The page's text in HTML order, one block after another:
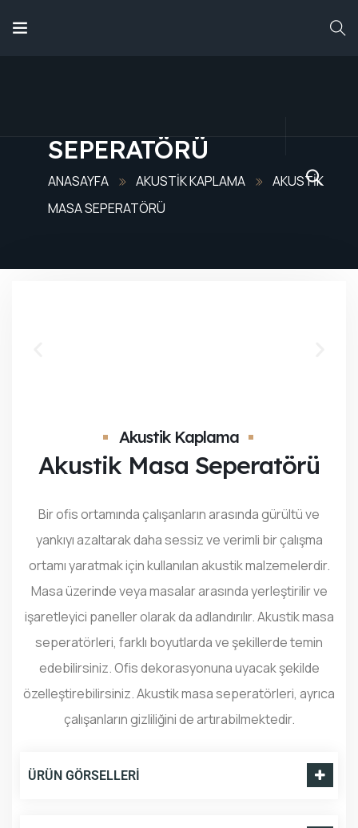
HIZMETLERIMIZ
SEPERATÖRÜ
ANASAYFA AKUSTIK KAPLAMA
AKUSTIK
MASA SEPERATÖRÜ
Akustik Kaplama
Akustik Masa Seperatörü
Bir ofis ortamında çalışanların arasında gürültü ve
yankıyı azaltarak daha sessiz ve verimli bir çalışma
ortamı yaratmak için kullanılan akustik malzemelerdir.
Masa üzerinde veya masalar arasında yerleştirilir ve
işaretleyici paneller olarak da adlandırılır. Akustik masa
seperatörleri, farklı boyutlarda ve şekillerde temin
edebilirsiniz. Ofis dekorasyonuna uyacak şekilde
özelleştirebilirsiniz. Akustik masa seperatörleri, ayrıca
çalışanların gizliliğini de artırabilmektedir.
ÜRÜN GÖRSELLERI